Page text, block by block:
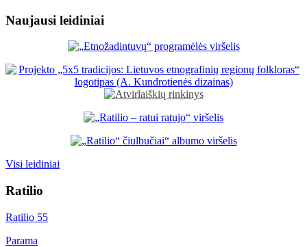
Naujausi leidiniai
Visi leidiniai
Ratilio
Ratilio 55
Parama